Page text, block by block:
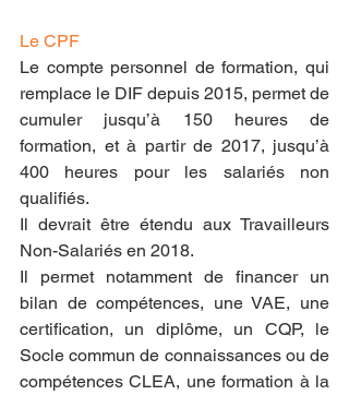
Le CPF
Le compte personnel de formation, qui
remplace le DIF depuis 2015, permet de
cumuler jusqu’à 150 heures de
formation, et à partir de 2017, jusqu’à
400 heures pour les salariés non
qualifiés.
Il devrait être étendu aux Travailleurs
Non-Salariés en 2018.
Il permet notamment de financer un
bilan de compétences, une VAE, une
certification, un diplôme, un CQP, le
Socle commun de connaissances ou de
compétences CLEA, une formation à la